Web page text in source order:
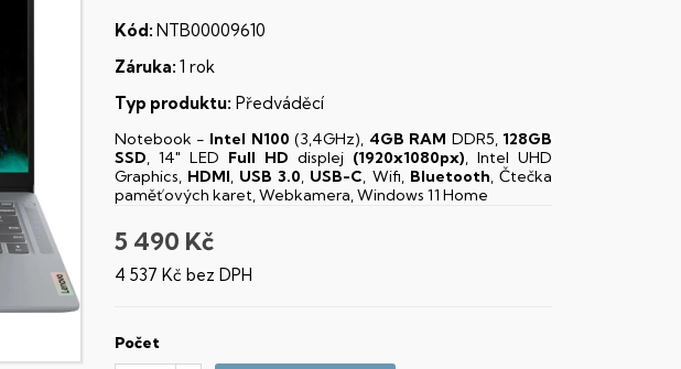
Kód: NTB00009610
Záruka: 1 rok
Typ produktu: Předváděcí
Notebook - Intel N100(3,4GHz), 4GB RAM DDR5, 128GB
SSD, 14" LED Full HD displej (1920x1080px), Intel UHD
Graphics, HDMI, USB 3.0, USB-C, Wifi, Bluetooth, Čtečka
paměťových karet, Webkamera, Windows 11 Home
5 490 Kč
4 537 Kč bez DPH
Počet